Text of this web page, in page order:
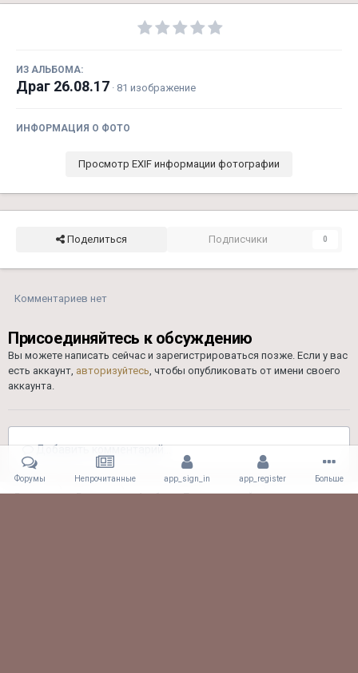
ИЗ АЛЬБОМА:
Драг 26.08.17 · 81 изображение
ИНФОРМАЦИЯ О ФОТО
Просмотр EXIF информации фотографии
Поделиться Подписчики 0
Комментариев нет
Присоединяйтесь к обсуждению
Вы можете написать сейчас и зарегистрироваться позже. Если у вас
есть аккаунт, авторизуйтесь , чтобы опубликовать от имени своего
аккаунта.
Добавить комментарий...
Главная Галерея Альбомы Пользователей
Форумы Непрочитанные app_sign_in app_register Больше